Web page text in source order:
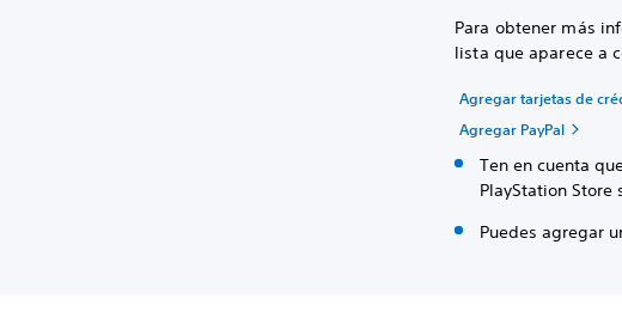
Para obtener más
lista que aparece a
Agregar tarjetas de
Agregar PayPal
Ten en cuenta
PlayStation Store
Puedes agregar